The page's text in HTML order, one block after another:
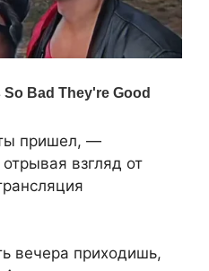
пришел, —
взгляд от
вечера приходишь,